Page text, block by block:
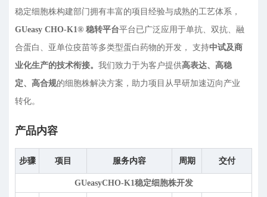
稳定细胞株构建部门拥有丰富的项目经验与成熟的工艺体系，
GUeasy CHO-K1® 稳转平台平台已广泛应用于单抗、双抗、融
合蛋白、亚单位疫苗等多类型蛋白药物的开发， 支持中试及商
业化生产的技术衔接。 我们致力于为客户提供高表达、高稳
定、高合规的细胞株解决方案，助力项目从早研加速迈向产业
转化。
产品内容
GUeasyCHO-K1稳定细胞株开发
步骤 项目 服务内容 周期 交付